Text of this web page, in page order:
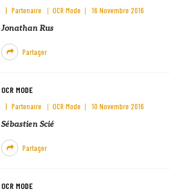
Partenaire OCR Mode
16 Novembre 2016
Jonathan Rus
Partager
OCR MODE
Partenaire OCR Mode
10 Novembre 2016
Sébastien Scié
Partager
OCR MODE